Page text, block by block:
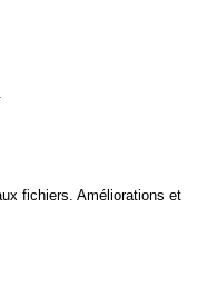
fichiers. Améliorations et